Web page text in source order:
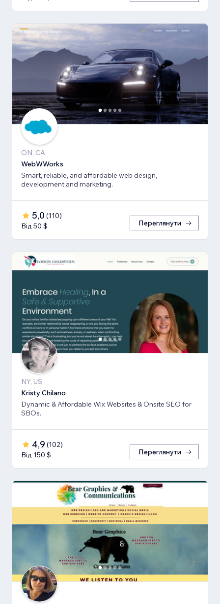
ON, CA
WebWWorks
Smart, reliable, and affordable web design,
development and marketing.
5,0 (110)
Від 50 $
Переглянути
NY, US
Kristy Chilano
Dynamic & Affordable Wix Websites & Onsite SEO for
SBOs.
4,9 (102)
Від 150 $
Переглянути